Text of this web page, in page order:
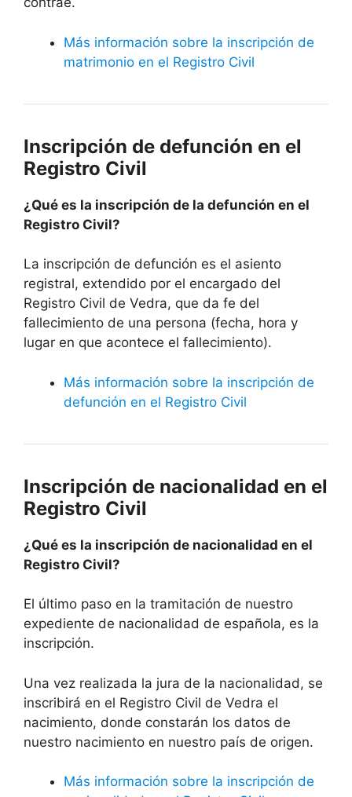
Más información sobre la inscripción de
matrimonio en el Registro Civil
Inscripción de defunción en el
Registro Civil
¿Qué es la inscripción de la defunción en el
Registro Civil?
La inscripción de defunción es el asiento
registral, extendido por el encargado del
Registro Civil de Vedra, que da fe del
fallecimiento de una persona (fecha, hora y
lugar en que acontece el fallecimiento).
Más información sobre la inscripción de
defunción en el Registro Civil
Inscripción de nacionalidad en el
Registro Civil
¿Qué es la inscripción de nacionalidad en el
Registro Civil?
El último paso en la tramitación de nuestro
expediente de nacionalidad de española, es la
inscripción.
Una vez realizada la jura de la nacionalidad, se
inscribirá en el Registro Civil de Vedra el
nacimiento, donde constarán los datos de
nuestro nacimiento en nuestro país de origen.
Más información sobre la inscripción de